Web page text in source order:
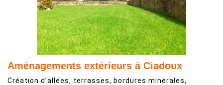
Aménagements extérieurs à Ciadoux
Création d’allées, terrasses, bordures minérales,